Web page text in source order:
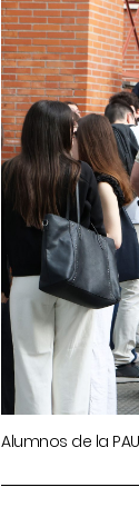
Alumnos de la